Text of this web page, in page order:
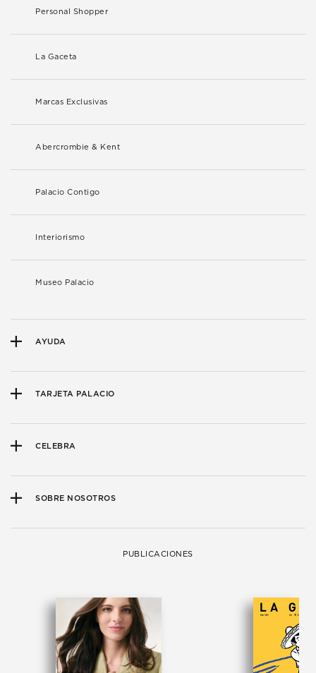
Personal Shopper
La Gaceta
Marcas Exclusivas
Abercrombie & Kent
Palacio Contigo
Interiorismo
Museo Palacio
AYUDA
TARJETA PALACIO
CELEBRA
SOBRE NOSOTROS
PUBLICACIONES